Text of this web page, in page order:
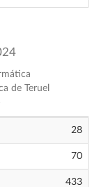
de Teruel
28
70
433